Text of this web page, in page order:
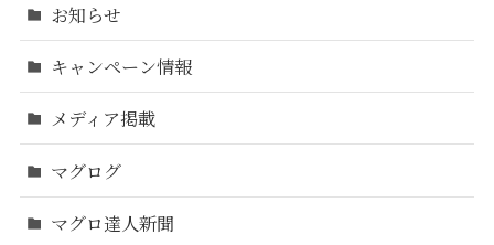
お知らせ
キャンペーン情報
メディア掲載
マグログ
マグロ達人新聞